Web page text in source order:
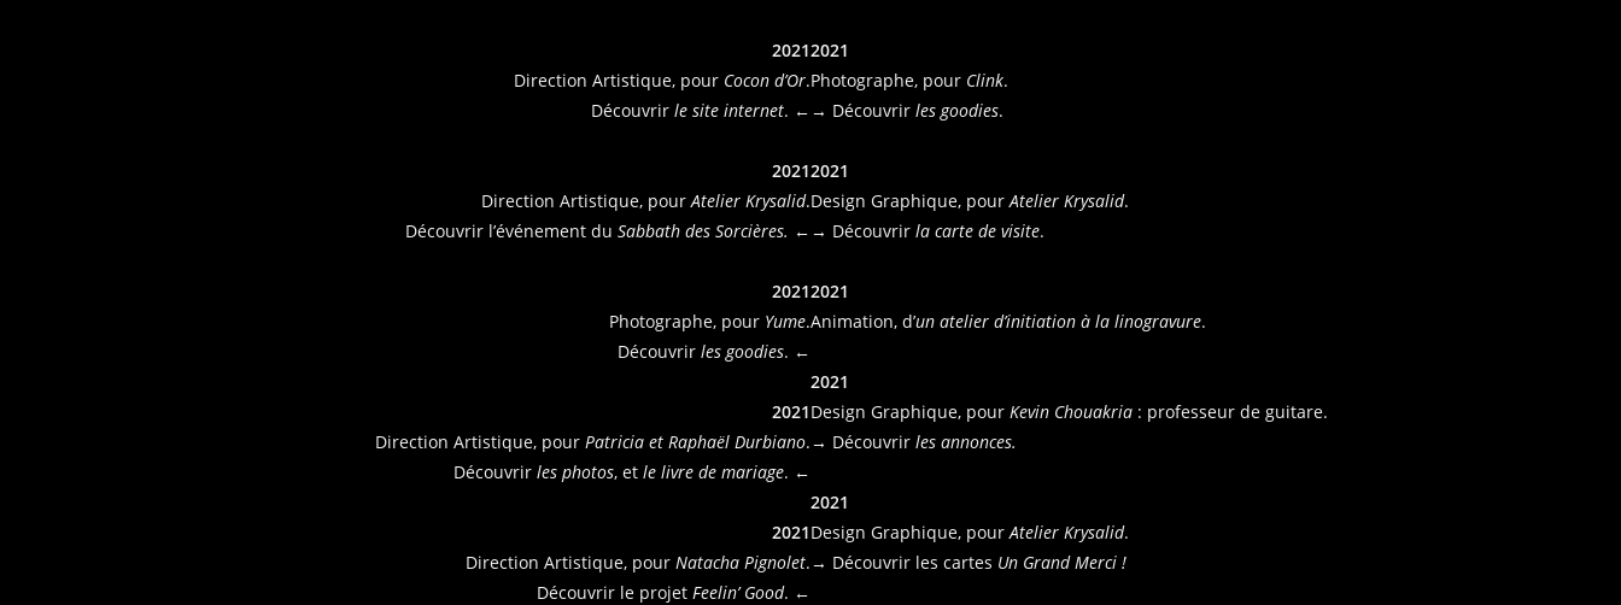
2021
Direction Artistique, pour Cocon d’Or.
Découvrir le site internet. ←
2021
Direction Artistique, pour Atelier Krysalid.
Découvrir l’événement du Sabbath des Sorcières. ←
2021
Photographe, pour Yume.
Découvrir les goodies. ←
2021
Direction Artistique, pour Patricia et Raphaël Durbiano.
Découvrir les photos, et le livre de mariage. ←
2021
Direction Artistique, pour Natacha Pignolet.
Découvrir le projet Feelin’ Good. ←
2021
Photographe, pour Clink.
→ Découvrir les goodies.
2021
Design Graphique, pour Atelier Krysalid.
→ Découvrir la carte de visite.
2021
Animation, d’un atelier d’initiation à la linogravure.
2021
Design Graphique, pour Kevin Chouakria : professeur de guitare.
→ Découvrir les annonces.
2021
Design Graphique, pour Atelier Krysalid.
→ Découvrir les cartes Un Grand Merci !